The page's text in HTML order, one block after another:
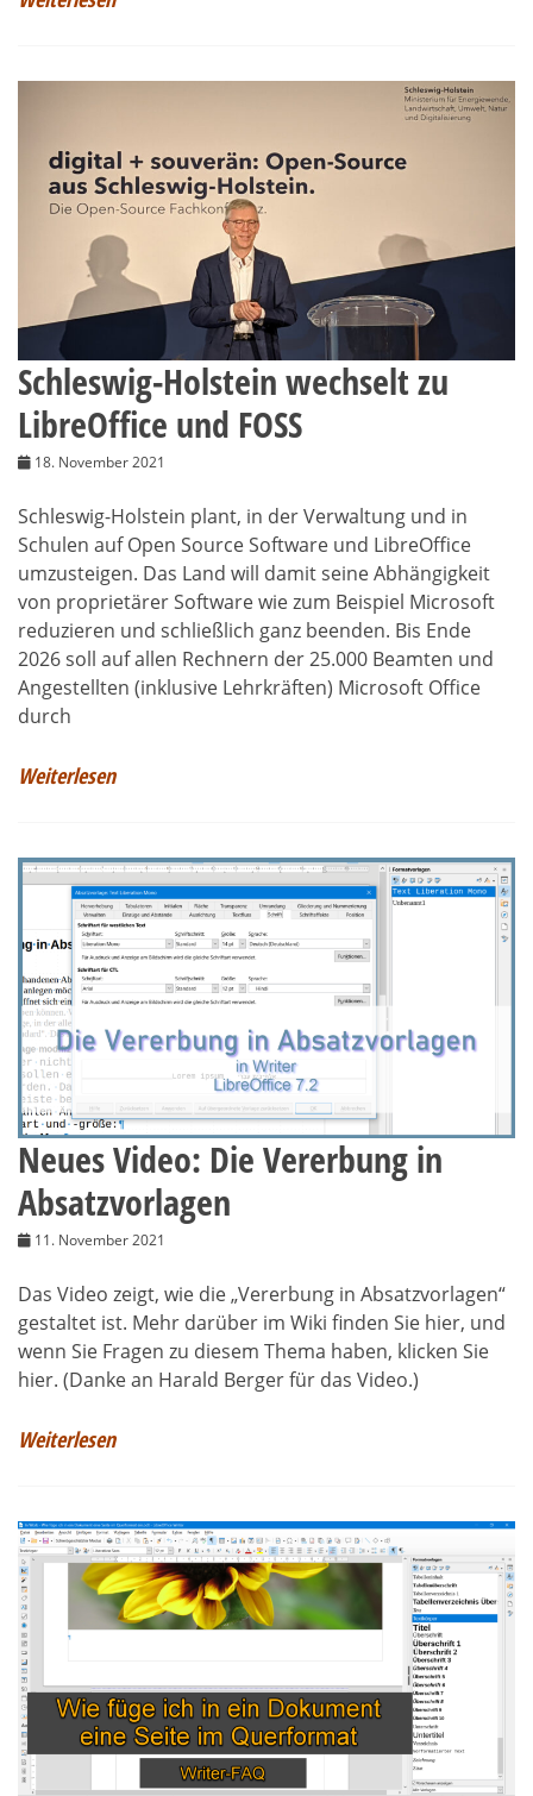
Schleswig-Holstein wechselt zu
LibreOffice und FOSS
18. November 2021
Schleswig-Holstein plant, in der Verwaltung und in
Schulen auf Open Source Software und LibreOffice
umzusteigen. Das Land will damit seine Abhängigkeit
von proprietärer Software wie zum Beispiel Microsoft
reduzieren und schließlich ganz beenden. Bis Ende
2026 soll auf allen Rechnern der 25.000 Beamten und
Angestellten (inklusive Lehrkräften) Microsoft Office
durch
Weiterlesen
Neues Video: Die Vererbung in
Absatzvorlagen
11. November 2021
Das Video zeigt, wie die „Vererbung in Absatzvorlagen“
gestaltet ist. Mehr darüber im Wiki finden Sie hier, und
wenn Sie Fragen zu diesem Thema haben, klicken Sie
hier. (Danke an Harald Berger für das Video.)
Weiterlesen